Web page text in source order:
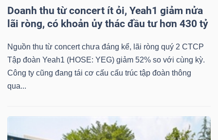
Doanh thu từ concert ít ỏi, Yeah1 giảm nửa
lãi ròng, có khoản ủy thác đầu tư hơn 430 tỷ
Nguồn thu từ concert chưa đáng kể, lãi ròng quý 2 CTCP
Tập đoàn Yeah1 (HOSE: YEG) giảm 52% so với cùng kỳ.
Công ty cũng đang tái cơ cấu cấu trúc tập đoàn thông
qua...